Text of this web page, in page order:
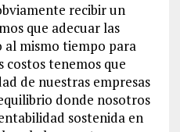
recibir un
que adecuar las
mismo tiempo para
tenemos que
de nuestras empresas
donde nosotros
sostenida en